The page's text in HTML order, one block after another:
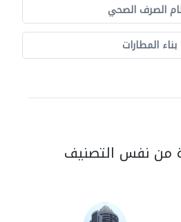
الصرف الصحي
بناء المطارات
من نفس التصنيف